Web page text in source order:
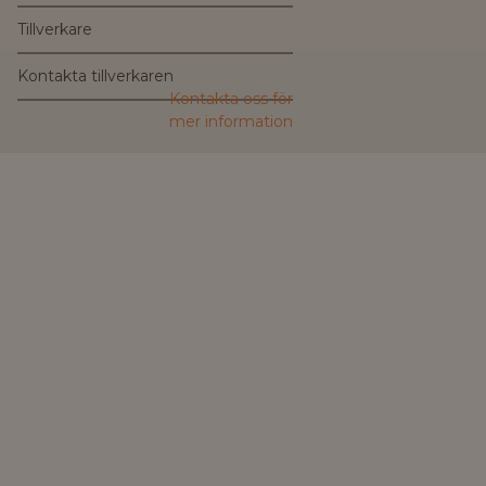
Tillverkare
Kontakta tillverkaren
Kontakta oss för
mer information